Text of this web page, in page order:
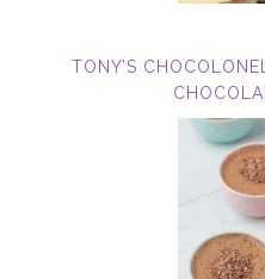
TONY’S